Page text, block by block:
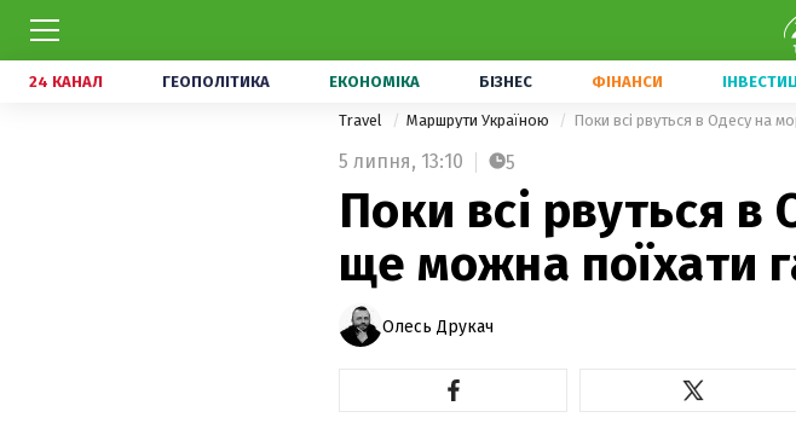
24 КАНАЛ ГЕОПОЛІТИКА ЕКОНОМІКА БІЗНЕС ФІНАНСИ
Travel Маршрути Україною Поки всі рвуться в Одесу на
5 липня, 13:10 5
Поки всі рвуться
ще можна поїхати
Олесь Друкач